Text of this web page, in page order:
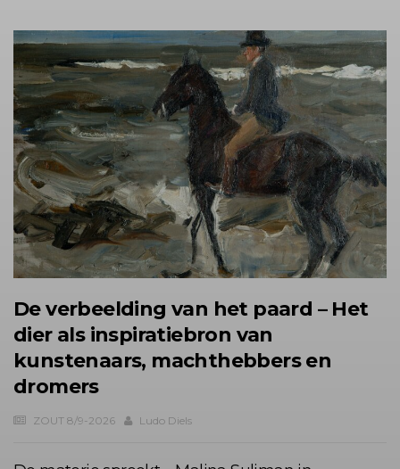
De verbeelding van het paard – Het
dier als inspiratiebron van
kunstenaars, machthebbers en
dromers
ZOUT 8/9-2026 Ludo Diels